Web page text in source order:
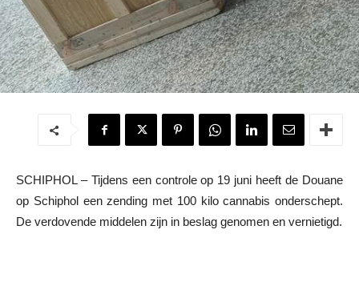
SCHIPHOL – Tijdens een controle op 19 juni heeft de Douane
op Schiphol een zending met 100 kilo cannabis onderschept.
De verdovende middelen zijn in beslag genomen en vernietigd.